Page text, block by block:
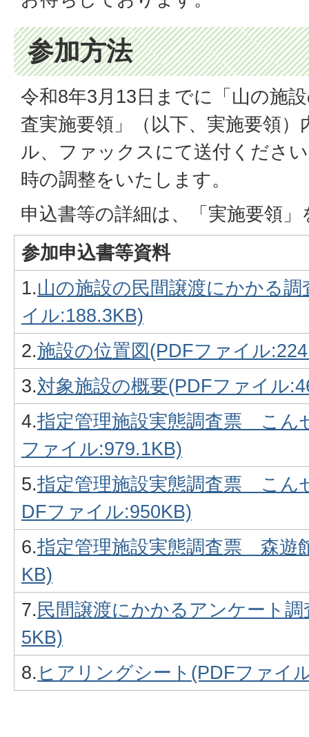
参加方法
令和8年3月13日までに「山の施
査実施要領」（以下、実施要領
ル、ファックスにて送付くださ
時の調整をいたします。
申込書等の詳細は、「実施要領
参加申込書等資料
1.山の施設の民間譲渡にかかる
イル:188.3KB)
2.施設の位置図(PDFファイル
3.対象施設の概要(PDFファイル
4.指定管理施設実態調査票＿こ
ファイル:979.1KB)
5.指定管理施設実態調査票＿こ
DFファイル:950KB)
6.指定管理施設実態調査票＿森遊
KB)
7. 民間譲渡にかかるアンケート
5KB)
8. ヒアリングシート(PDFファイ